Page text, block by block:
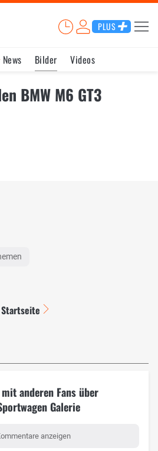
PLUS
News Bilder Videos
BMW M6 GT3
Startseite
anderen Fans über
Galerie
anzeigen